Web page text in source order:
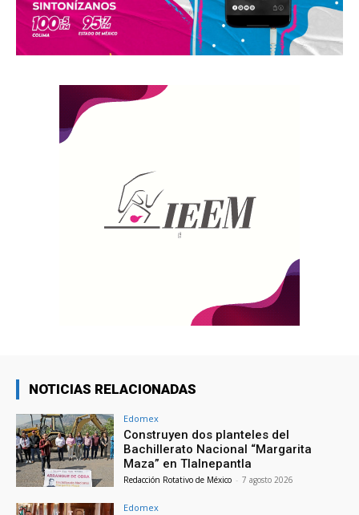
NOTICIAS RELACIONADAS
Edomex
Construyen dos planteles del
Bachillerato Nacional “Margarita
Maza” en Tlalnepantla
Redacción Rotativo de México - 7 agosto 2026
Edomex